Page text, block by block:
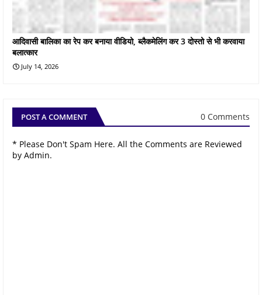
आदिवासी बालिका का रेप कर बनाया वीडियो, ब्लैकमेलिंग कर 3 दोस्तो से भी करवाया
बलात्कार
July 14, 2026
POST A COMMENT 0 Comments
* Please Don't Spam Here. All the Comments are Reviewed
by Admin.